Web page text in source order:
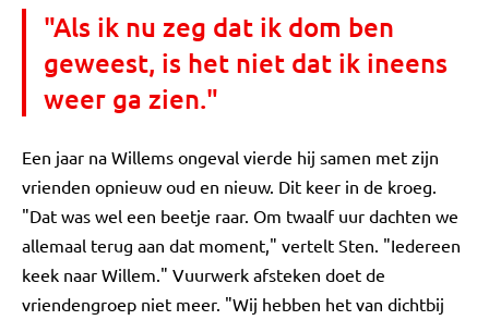
"Als ik nu zeg dat ik dom ben
geweest, is het niet dat ik ineens
weer ga zien."
Een jaar na Willems ongeval vierde hij samen met zijn
vrienden opnieuw oud en nieuw. Dit keer in de kroeg.
"Dat was wel een beetje raar. Om twaalf uur dachten we
allemaal terug aan dat moment," vertelt Sten. "Iedereen
keek naar Willem." Vuurwerk afsteken doet de
vriendengroep niet meer. "Wij hebben het van dichtbij